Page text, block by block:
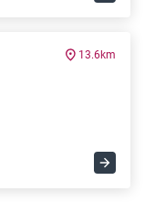
13.6km